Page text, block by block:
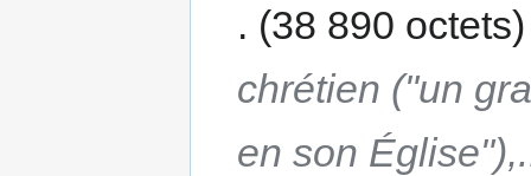
38 890 octets
chrétien ("un
en son